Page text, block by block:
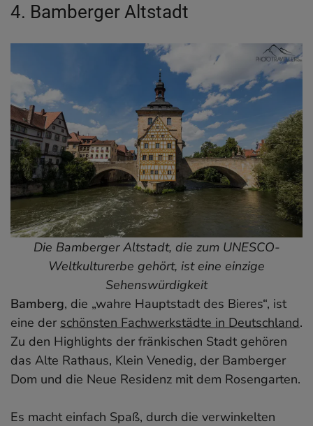
4. Bamberger Altstadt
Die Bamberger Altstadt, die zum UNESCO-
Weltkulturerbe gehört, ist eine einzige
Sehenswürdigkeit
Bamberg, die „wahre Hauptstadt des Bieres“, ist
eine der schönsten Fachwerkstädte in Deutschland.
Zu den Highlights der fränkischen Stadt gehören
das Alte Rathaus, Klein Venedig, der Bamberger
Dom und die Neue Residenz mit dem Rosengarten.
Es macht einfach Spaß, durch die verwinkelten